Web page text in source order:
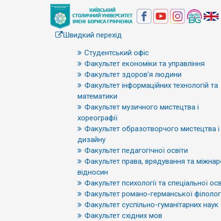
Швидкий перехід
Студентський офіс
Факультет економіки та управління
Факультет здоров’я людини
Факультет інформаційних технологій та
математики
Факультет музичного мистецтва і
хореографії
Факультет образотворчого мистецтва і
дизайну
Факультет педагогічної освіти
Факультет права, врядування та
відносин
Факультет психології та спеціальної
Факультет романо-германської
Факультет суспільно-гуманітарних наук
Факультет східних мов